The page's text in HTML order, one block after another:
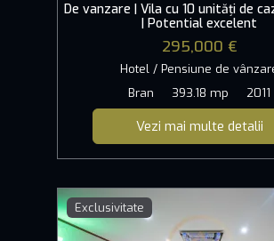
De vanzare | Vila cu 10 unități de
| Potential excelent
295,000 €
Hotel / Pensiune de
Bran
393.18 mp 2011
Vezi mai multe detalii
Exclusivitate